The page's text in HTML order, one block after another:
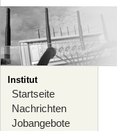
Institut
Startseite
Nachrichten
Jobangebote